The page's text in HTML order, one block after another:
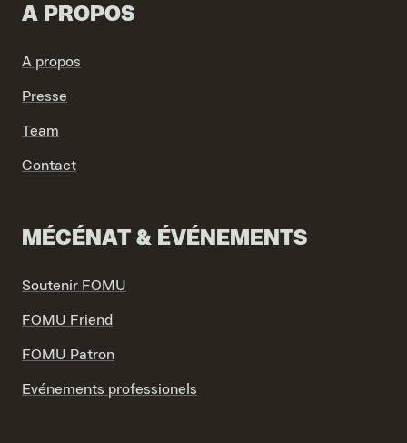
A PROPOS
A propos
Presse
Team
Contact
MÉCÉNAT & ÉVÉNEMENTS
Soutenir FOMU
FOMU Friend
FOMU Patron
Evénements professionels
VIND EXPO’S, ACTIVITEITEN & INFORMATIE